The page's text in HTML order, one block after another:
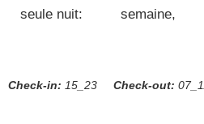
seule nuit:
semaine,
Check-in: 15_23 Check-out: